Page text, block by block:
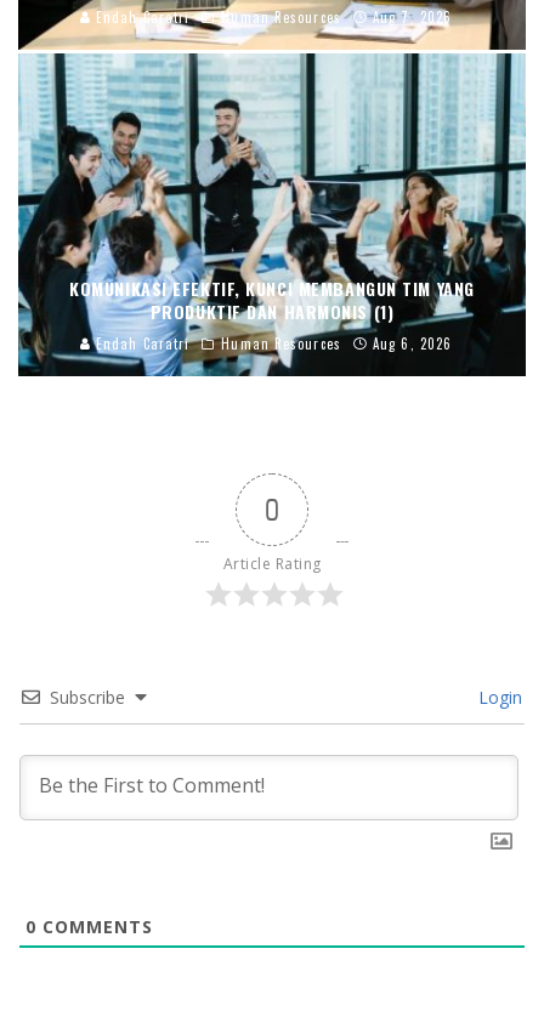
Endah Caratri Human Resources Aug 7, 2026
KOMUNIKASI EFEKTIF, KUNCI MEMBANGUN TIM YANG
PRODUKTIF DAN HARMONIS (1)
Endah Caratri Human Resources Aug 6, 2026
0
Article Rating
Subscribe Login
0 COMMENTS